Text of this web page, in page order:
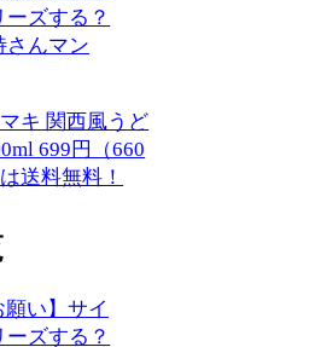
キ 関西風うど
699円（660
送料無料！